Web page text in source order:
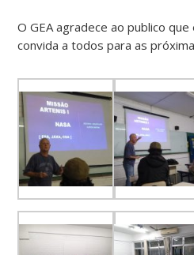
O GEA agradece ao publico
convida a todos para as